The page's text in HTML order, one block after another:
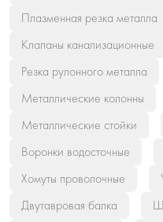
Плазменная резка металла
Клапаны канализационные
Резка рулонного металла
Металлические колонны
Металлические стойки
Воронки водосточные
Хомуты проволочные
Двутавровая балка